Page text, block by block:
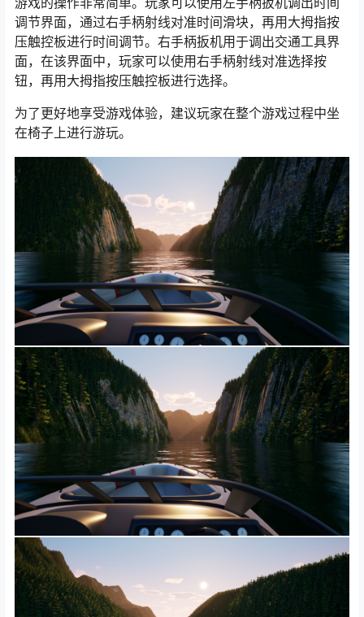
调节界面，通过右手柄射线对准时间滑块，再用大拇指按
压触控板进行时间调节。右手柄扳机用于调出交通工具界
面，在该界面中，玩家可以使用右手柄射线对准选择按
钮，再用大拇指按压触控板进行选择。
为了更好地享受游戏体验，建议玩家在整个游戏过程中坐
在椅子上进行游玩。